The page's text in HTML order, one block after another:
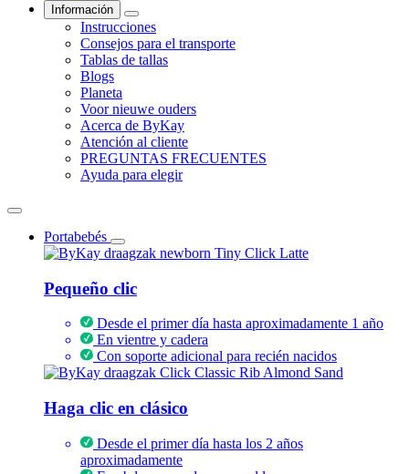
Información
Instrucciones
Consejos para el transporte
Tablas de tallas
Blogs
Planeta
Voor nieuwe ouders
Acerca de ByKay
Atención al cliente
PREGUNTAS FRECUENTES
Ayuda para elegir
Portabebés
Pequeño clic
Desde el primer día hasta aproximadamente 1 año
En vientre y cadera
Con soporte adicional para recién nacidos
Haga clic en clásico
Desde el primer día hasta los 2 años
aproximadamente